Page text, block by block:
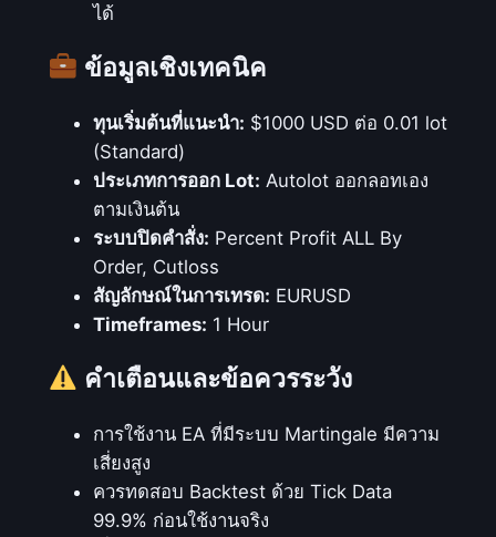
ได้
ข้อมูลเชิงเทคนิค
ทุนเริ่มต้นที่แนะนำ: $1000 USD ต่อ 0.01 lot
(Standard)
ประเภทการออก Lot: Autolot ออกลอทเอง
ตามเงินต้น
ระบบปิดคำสั่ง: Percent Profit ALL By
Order, Cutloss
สัญลักษณ์ในการเทรด: EURUSD
Timeframes: 1 Hour
คำเตือนและข้อควรระวัง
การใช้งาน EA ที่มีระบบ Martingale มีความ
เสี่ยงสูง
ควรทดสอบ Backtest ด้วย Tick Data
99.9% ก่อนใช้งานจริง